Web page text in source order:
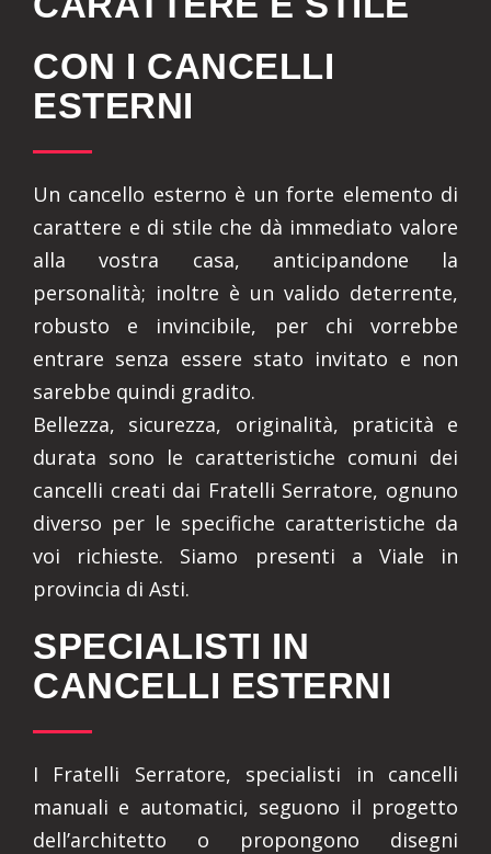
CON I CANCELLI
ESTERNI
Un cancello esterno è un forte elemento di
carattere e di stile che dà immediato valore
alla vostra casa, anticipandone la
personalità; inoltre è un valido deterrente,
robusto e invincibile, per chi vorrebbe
entrare senza essere stato invitato e non
sarebbe quindi gradito.
Bellezza, sicurezza, originalità, praticità e
durata sono le caratteristiche comuni dei
cancelli creati dai Fratelli Serratore, ognuno
diverso per le specifiche caratteristiche da
voi richieste. Siamo presenti a Viale in
provincia di Asti.
SPECIALISTI IN
CANCELLI ESTERNI
I Fratelli Serratore, specialisti in cancelli
manuali e automatici, seguono il progetto
dell’architetto o propongono disegni